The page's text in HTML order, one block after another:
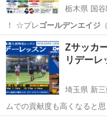
栃木県 国谷
！ ☆プレ ゴールデンエイジ
（9歳〜12… スン #プレゴー
栃木 下野市 国谷駅
Zサッカ
リデーレ
埼玉県 新三
ムでの貢献度も高くなると
の成長が早い小学生…